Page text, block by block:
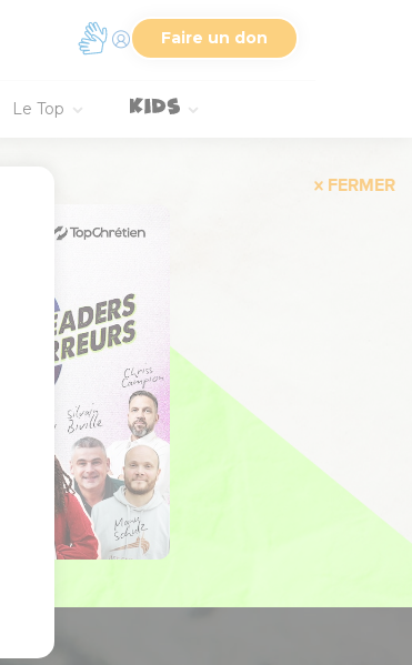
Faire un don
Le Top
FERMER